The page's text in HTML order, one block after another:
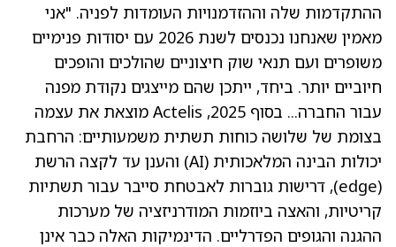
ההתקדמות שלה וההזדמנויות העומדות לפניה. "אני
מאמין שאנחנו נכנסים לשנת 2026 עם יסודות פנימיים
משופרים ועם תנאי שוק חיצוניים שהולכים והופכים
חיוביים יותר. ביחד, ייתכן שהם מייצגים נקודת מפנה
עבור החברה... בסוף 2025, Actelis מוצאת את עצמה
בצומת של שלושה כוחות תשתית משמעותיים: הרחבת
יכולות הבינה המלאכותית (AI) והענן עד לקצה הרשת
(edge), דרישות גוברות לאבטחת סייבר עבור תשתיות
קריטיות, והאצה ביוזמות המודרניזציה של מערכות
ההגנה והגופים הפדרליים. הדינמיקות האלה כבר אינן